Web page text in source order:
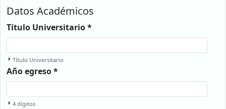
Datos Académicos
Título Universitario *
Título Universitario
Año egreso *
4 dígitos